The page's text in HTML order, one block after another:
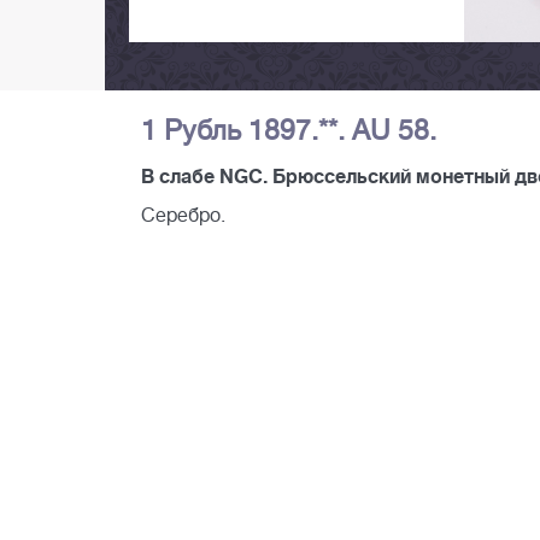
1 Рубль 1897.**. AU 58.
В слабе NGC. Брюссельский монетный
Серебро.